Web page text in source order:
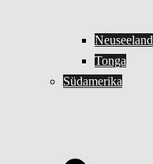
Neuseeland
Tonga
Südamerika